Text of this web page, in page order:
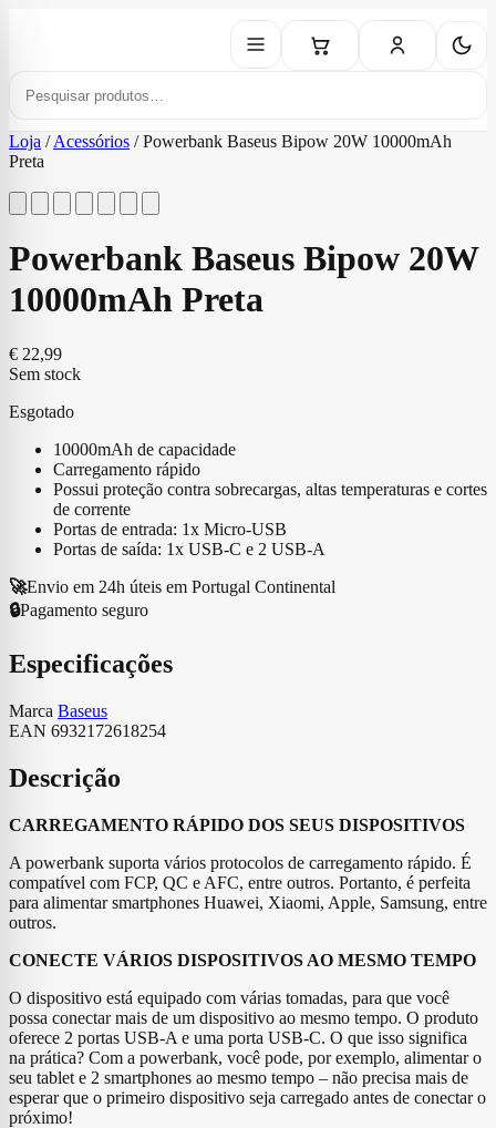
Loja / Acessórios / Powerbank Baseus Bipow 20W 10000mAh
Preta
Powerbank Baseus Bipow 20W
10000mAh Preta
€ 22,99
Sem stock
Esgotado
10000mAh de capacidade
Carregamento rápido
Possui proteção contra sobrecargas, altas temperaturas e cortes
de corrente
Portas de entrada: 1x Micro-USB
Portas de saída: 1x USB-C e 2 USB-A
🚀Envio em 24h úteis em Portugal Continental
🔒Pagamento seguro
Especificações
Marca Baseus
EAN 6932172618254
Descrição
CARREGAMENTO RÁPIDO DOS SEUS DISPOSITIVOS
A powerbank suporta vários protocolos de carregamento rápido. É
compatível com FCP, QC e AFC, entre outros. Portanto, é perfeita
para alimentar smartphones Huawei, Xiaomi, Apple, Samsung, entre
outros.
CONECTE VÁRIOS DISPOSITIVOS AO MESMO TEMPO
O dispositivo está equipado com várias tomadas, para que você
possa conectar mais de um dispositivo ao mesmo tempo. O produto
oferece 2 portas USB-A e uma porta USB-C. O que isso significa
na prática? Com a powerbank, você pode, por exemplo, alimentar o
seu tablet e 2 smartphones ao mesmo tempo – não precisa mais de
esperar que o primeiro dispositivo seja carregado antes de conectar o
próximo!